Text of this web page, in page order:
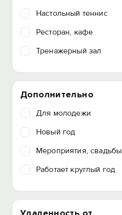
Настольный теннис
Ресторан, кафе
Тренажерный зал
Дополнительно
Для молодежи
Новый год
Мероприятия, свадьбы
Работает круглый год